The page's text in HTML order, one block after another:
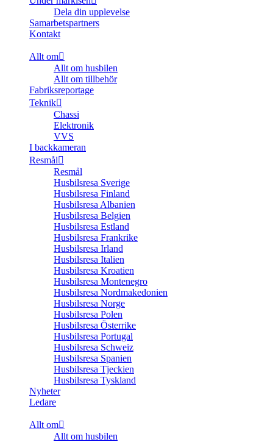
Dela din upplevelse
Samarbetspartners
Kontakt
Allt om
Allt om husbilen
Allt om tillbehör
Fabriksreportage
Teknik
Chassi
Elektronik
VVS
I backkameran
Resmål
Resmål
Husbilsresa Sverige
Husbilsresa Finland
Husbilsresa Albanien
Husbilsresa Belgien
Husbilsresa Estland
Husbilsresa Frankrike
Husbilsresa Irland
Husbilsresa Italien
Husbilsresa Kroatien
Husbilsresa Montenegro
Husbilsresa Nordmakedonien
Husbilsresa Norge
Husbilsresa Polen
Husbilsresa Österrike
Husbilsresa Portugal
Husbilsresa Schweiz
Husbilsresa Spanien
Husbilsresa Tjeckien
Husbilsresa Tyskland
Nyheter
Ledare
Allt om
Allt om husbilen